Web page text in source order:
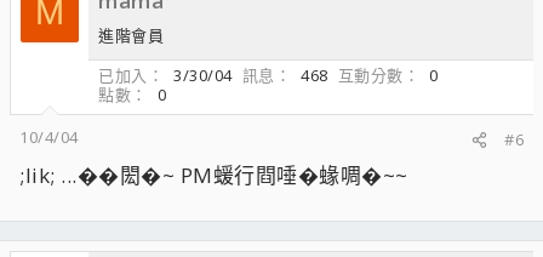
M
進階會員
已加入
3/30/04 訊息 468 互動分數
0
點數
0
10/4/04
#6
;lik; ...��閎�~ PM蝯行閰唾�蝝啁�~~